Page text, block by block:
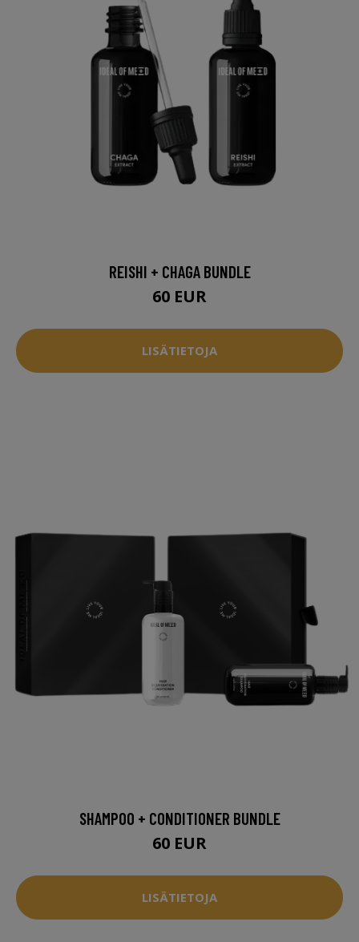
REISHI + CHAGA BUNDLE
60 EUR
LISÄTIETOJA
SHAMPOO + CONDITIONER BUNDLE
60 EUR
LISÄTIETOJA